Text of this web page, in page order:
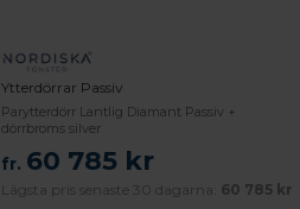
Ytterdörrar Passiv
Parytterdörr Lantlig Diamant Passiv +
dörrbroms silver
fr. 60 785 kr
Lägsta pris senaste 30 dagarna: 60 785 kr